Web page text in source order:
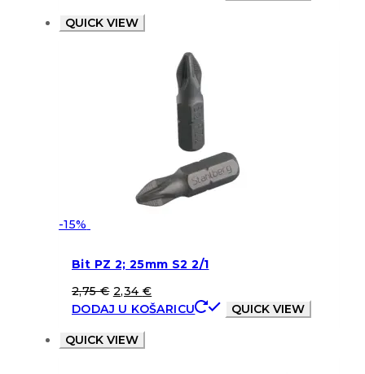
QUICK VIEW
-15%
Bit PZ 2; 25mm S2 2/1
2,75€ 2,34 €
DODAJ U KOŠARICU
QUICK VIEW
QUICK VIEW